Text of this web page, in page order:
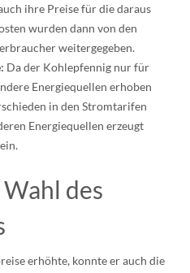
ihre Preise für die daraus
wurden dann von den
weitergegeben.
Da der Kohlepfennig nur für
Energiequellen erhoben
in den Stromtarifen
Energiequellen erzeugt
des
erhöhte, konnte er auch die